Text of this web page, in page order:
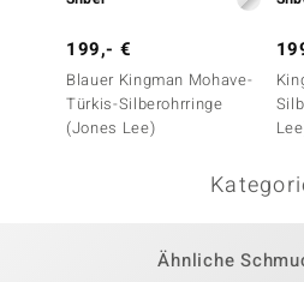
199,- €
Blauer Kingman Mohave-
Türkis-Silberohrringe
(Jones Lee)
Ähnliche